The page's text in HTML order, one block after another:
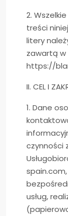
2.
treści
litery
zawartą w
https://
II. CEL I
1. Dane
czynności
usług,